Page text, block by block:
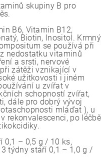
skupiny B pro
B6, Vitamin B12,
Biotin, Inositol. Krmný
se používá při
nedostatku vitaminů
a srsti, nervové
zátěži vznikající v
užitkovosti i jiném
u zvířat v
schopností zvířat,
dále pro dobrý vývoj
mláďat ), u
rekonvalescenci, po léčbě
0,1 – 0,5 g / 10 ks,
týdny stáří 0,1 – 1,0 g /